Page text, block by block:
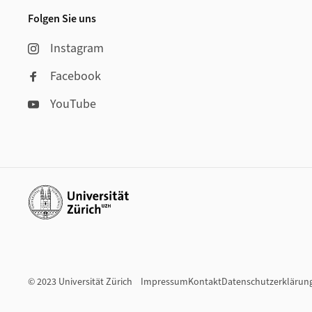
Folgen Sie uns
Instagram
Facebook
YouTube
Weiterführende Links
© 2023 Universität Zürich ImpressumKontakt